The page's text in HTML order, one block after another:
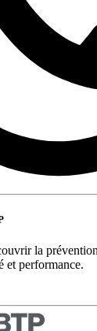
la
et performance.